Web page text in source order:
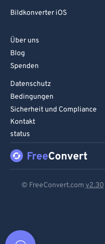
Bildkonverter iOS
Über uns
Blog
Spenden
Datenschutz
Bedingungen
Sicherheit und Compliance
Kontakt
status
© FreeConvert.com v2.30